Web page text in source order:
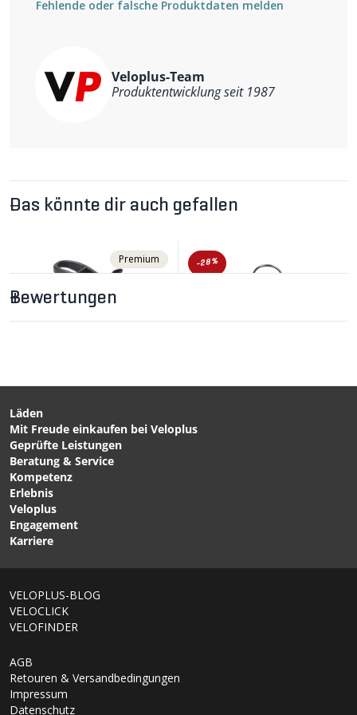
Fehlende oder falsche Produktdaten melden
Veloplus-Team
Produktentwicklung seit 1987
Das könnte dir auch gefallen
Premium
CHF 16.90
FLIP SEAL SPORT CAP
Deckel zu CLASSIC
Edelstahlflasche von
KLEAN KANTEEN
-28%
CHF 24.90
Bewertungen
Läden
Mit Freude einkaufen bei Veloplus
Geprüfte Leistungen
Beratung & Service
Kompetenz
Erlebnis
Veloplus
Engagement
Karriere
VELOPLUS-BLOG
VELOCLICK
VELOFINDER
AGB
Retouren & Versandbedingungen
Impressum
Datenschutz